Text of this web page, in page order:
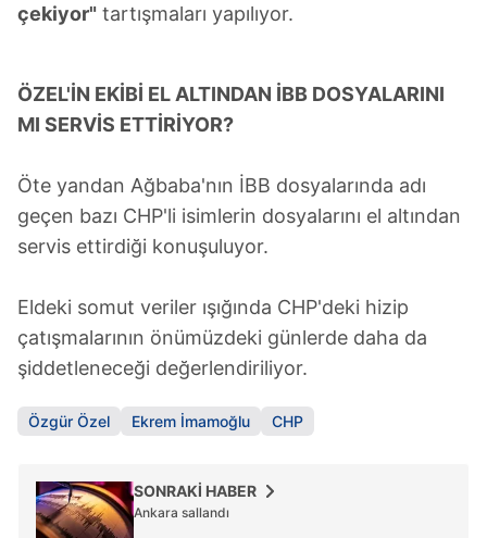
çekiyor" tartışmaları yapılıyor.
ÖZEL'İN EKİBİ EL ALTINDAN İBB DOSYALARINI
MI SERVİS ETTİRİYOR?
Öte yandan Ağbaba'nın İBB dosyalarında adı
geçen bazı CHP'li isimlerin dosyalarını el altından
servis ettirdiği konuşuluyor.
Eldeki somut veriler ışığında CHP'deki hizip
çatışmalarının önümüzdeki günlerde daha da
şiddetleneceği değerlendiriliyor.
Özgür Özel Ekrem İmamoğlu CHP
SONRAKİ HABER
Ankara sallandı